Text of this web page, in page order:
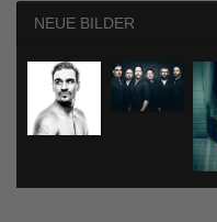
NEUE BILDER